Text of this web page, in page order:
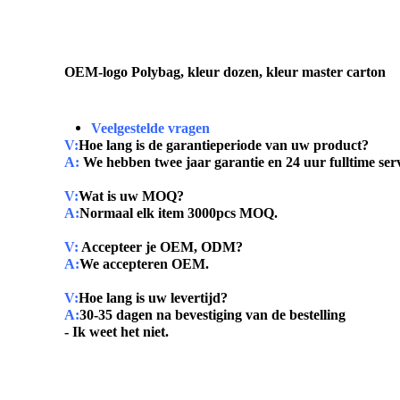
OEM-logo Polybag, kleur dozen, kleur master carton
Veelgestelde vragen
V:Hoe lang is de garantieperiode van uw product?
A: We hebben twee jaar garantie en 24 uur fulltime
V:Wat is uw MOQ?
A:Normaal elk item 3000pcs MOQ.
V: Accepteer je OEM, ODM?
A:We accepteren OEM.
V:Hoe lang is uw levertijd?
A:30-35 dagen na bevestiging van de bestelling
- Ik weet het niet.